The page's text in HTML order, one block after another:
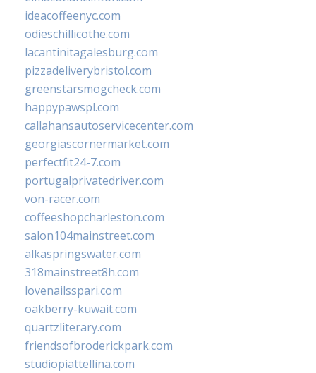
ideacoffeenyc.com
odieschillicothe.com
lacantinitagalesburg.com
pizzadeliverybristol.com
greenstarsmogcheck.com
happypawspl.com
callahansautoservicecenter.com
georgiascornermarket.com
perfectfit24-7.com
portugalprivatedriver.com
von-racer.com
coffeeshopcharleston.com
salon104mainstreet.com
alkaspringswater.com
318mainstreet8h.com
lovenailsspari.com
oakberry-kuwait.com
quartzliterary.com
friendsofbroderickpark.com
studiopiattellina.com